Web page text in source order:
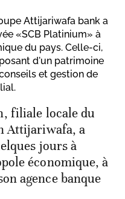
Attijariwafa bank a
«SCB Platinium» à
du pays. Celle-ci,
d'un patrimoine
et gestion de
filiale locale du
Attijariwafa, a
jours à
économique, à
agence banque